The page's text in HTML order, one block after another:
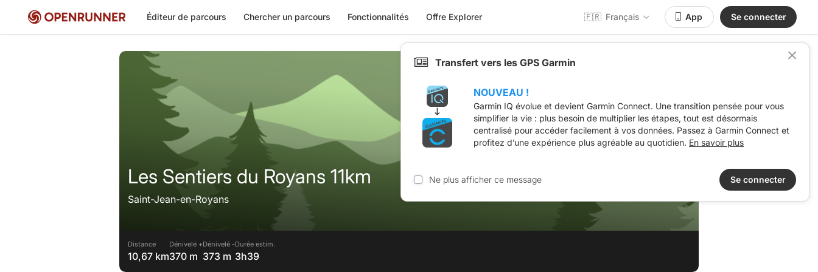
Éditeur de parcours Chercher un parcours Fonctionnalités Offre Explorer 🇫🇷 Français App Se connecter
Les Sentiers du Royans 11km
Saint-Jean-en-Royans
Distance
10,67 km
Dénivelé +
370 m
Dénivelé -
373 m
Durée estim.
3h39
Transfert vers les GPS Garmin
NOUVEAU !
Garmin IQ évolue et devient Garmin Connect. Une transition pensée pour vous
simplifier la vie : plus besoin de multiplier les étapes, tout est désormais
centralisé pour accéder facilement à vos données. Passez à Garmin Connect et
profitez d’une expérience plus agréable au quotidien. En savoir plus
Ne plus afficher ce message Se connecter